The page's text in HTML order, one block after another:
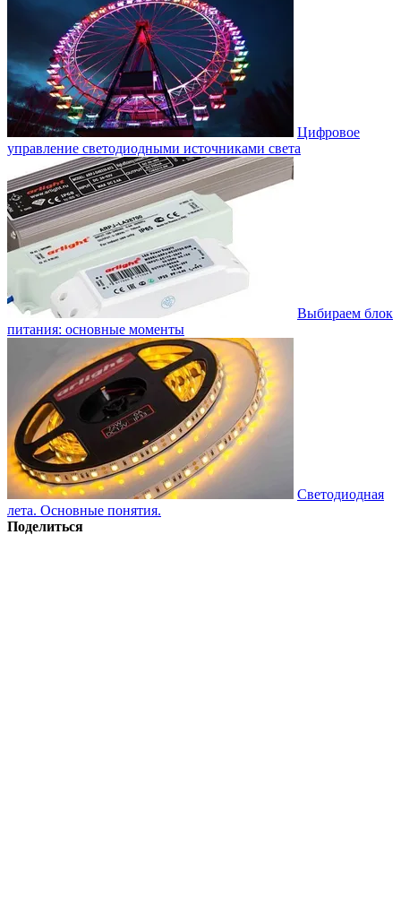
Цифровое
управление светодиодными источниками света
Выбираем блок
питания: основные моменты
Светодиодная
лета. Основные понятия.
Поделиться